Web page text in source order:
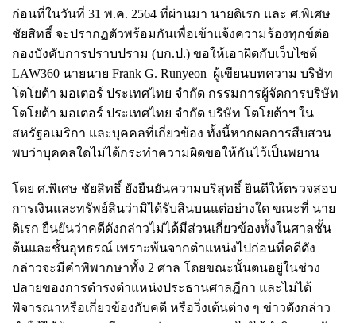
ก่อนที่ในวันที่ 31 พ.ค. 2564 ที่ผ่านมา นายดิเรก และ ศ.พิเศษ
ชัยสิทธิ์ จะปรากฏตัวพร้อมกันเพื่อเข้าแจ้งความร้องทุกข์ต่อ
กองบังคับการปราบปราม (บก.ป.) ขอให้เอาผิดกับเว็บไซต์
LAW360 นายนาย Frank G. Runyeon ผู้เขียนบทความ บริษัท
โตโยต้า มอเตอร์ ประเทศไทย จำกัด กรรมการผู้จัดการบริษัท
โตโยต้า มอเตอร์ ประเทศไทย จำกัด บริษัท โตโยต้าฯ ใน
สหรัฐอเมริกา และบุคคลที่เกี่ยวข้อง ทั้งนี้หากผลการสืบสวน
พบว่าบุคคลใดไม่ได้กระทำความผิดขอให้กันไว้เป็นพยาน
โดย ศ.พิเศษ ชัยสิทธิ์ ยังยืนยันความบริสุทธิ์ ยินดีให้ตรวจสอบ
การเงินและทรัพย์สินว่ามิได้รับสินบนแต่อย่างใด ขณะที่ นาย
ดิเรก ยืนยันว่าคดีดังกล่าวไม่ได้มีส่วนเกี่ยวข้องทั้งในศาลชั้น
ต้นและชั้นอุทธรณ์ เพราะพ้นจากตำแหน่งไปก่อนที่คดีดัง
กล่าวจะมีคำพิพากษาทั้ง 2 ศาล โดยขณะนั้นตนอยู่ในช่วง
ปลายของการดำรงตำแหน่งประธานศาลฎีกา และไม่ได้
พิจารณาหรือเกี่ยวข้องกับคดี หรือวิ่งเต้นต่าง ๆ ข่าวดังกล่าว